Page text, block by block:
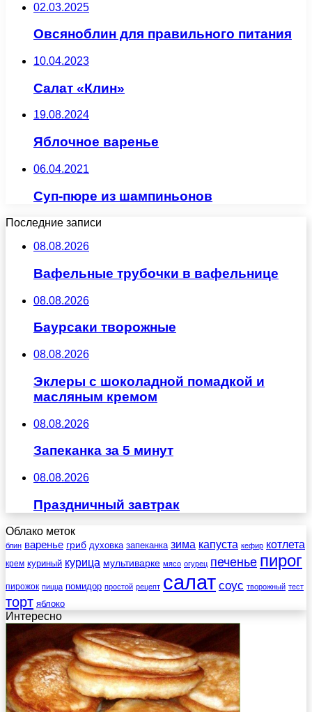
02.03.2025
Овсяноблин для правильного питания
10.04.2023
Салат «Клин»
19.08.2024
Яблочное варенье
06.04.2021
Суп-пюре из шампиньонов
Последние записи
08.08.2026
Вафельные трубочки в вафельнице
08.08.2026
Баурсаки творожные
08.08.2026
Эклеры с шоколадной помадкой и
масляным кремом
08.08.2026
Запеканка за 5 минут
08.08.2026
Праздничный завтрак
Облако меток
блин варенье гриб духовка запеканка зима капуста кефир котлета
крем куриный курица мультиварке мясо огурец печенье пирог
пирожок пицца помидор простой рецепт салат соус творожный тест
торт яблоко
Интересно